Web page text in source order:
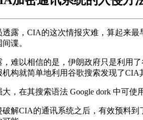
露，CIA的这次情报灾难，算起来
谍。
难以相信的是，伊朗政府只是利用
机构就简单地利用谷歌搜索发现了
，在其搜索语法 Google dork 中可使
解CIA的通讯系统之后，有效预料